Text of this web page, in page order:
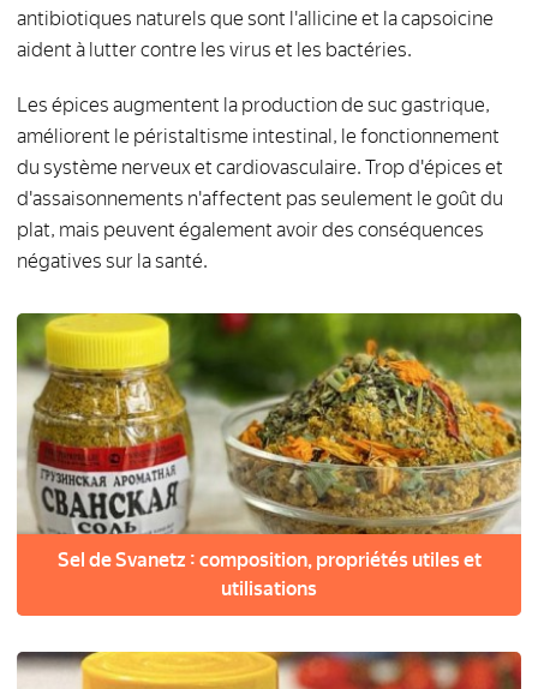
antibiotiques naturels que sont l'allicine et la capsoicine
aident à lutter contre les virus et les bactéries.
Les épices augmentent la production de suc gastrique,
améliorent le péristaltisme intestinal, le fonctionnement
du système nerveux et cardiovasculaire. Trop d'épices et
d'assaisonnements n'affectent pas seulement le goût du
plat, mais peuvent également avoir des conséquences
négatives sur la santé.
Sel de Svanetz : composition, propriétés utiles et
utilisations